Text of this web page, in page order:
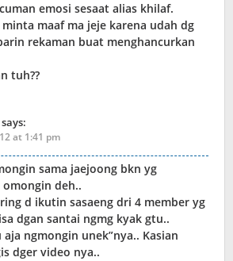
emosi sesaat alias khilaf.
maaf ma jeje karena udah dg
rekaman buat menghancurkan
tuh??
says:
at 1:41 pm
sama jaejoong bkn yg
deh..
d ikutin sasaeng dri 4 member yg
dgan santai ngmg kyak gtu..
ngmongin unek”nya.. Kasian
dger video nya..